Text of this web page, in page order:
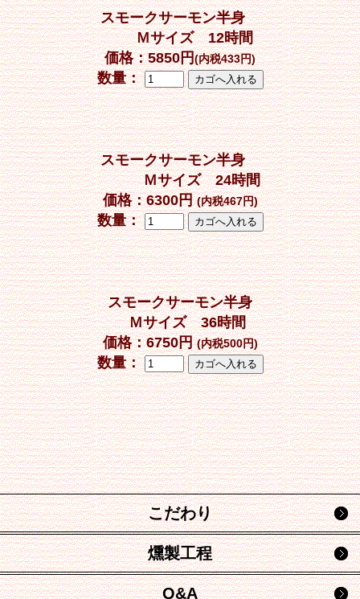
スモークサーモン半身
Ｍサイズ 12時間
価格：5850円(内税433円)
数量：
スモークサーモン半身
Ｍサイズ 24時間
価格：6300円 (内税467円)
数量：
スモークサーモン半身
Ｍサイズ 36時間
価格：6750円 (内税500円)
数量：
こだわり
燻製工程
Q&A